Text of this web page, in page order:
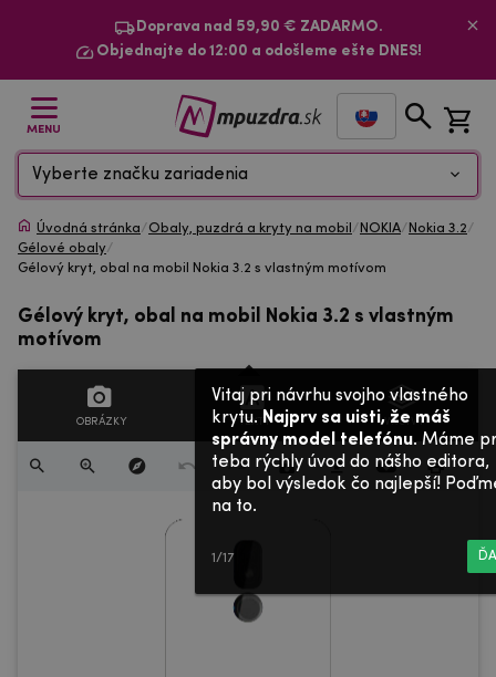
Doprava nad 59,90 € ZADARMO.
Objednajte do 12:00 a odošleme ešte DNES!
MENU
Vyberte značku zariadenia
Úvodná stránka/Obaly, puzdrá a kryty na mobil / NOKIA/ Nokia 3.2/
Gélové obaly/
Gélový kryt, obal na mobil Nokia 3.2 s vlastným motívom
Gélový kryt, obal na mobil Nokia 3.2 s vlastným
motívom
OBRÁZKY TEXTY VRSTVY
Vitaj pri návrhu svojho vlastného
krytu. Najprv sa uisti, že máš
správny model telefónu. Máme
teba rýchly úvod do nášho editora,
aby bol výsledok čo najlepší!
na to.
1/17